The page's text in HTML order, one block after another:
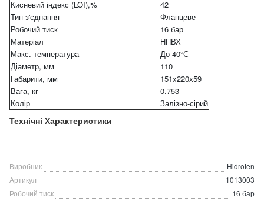
Технічні Характеристики
Кисневий індекс (LOI),%
42
Тип з'єднання
Фланцеве
Робочий тиск
16 бар
Матеріал
НПВХ
Макс. температура
До 40°С
Діаметр, мм
110
Габарити, мм
151x220х59
Вага, кг
0.753
Колір
Залізно-сірий
Виробник
Hidroten
Артикул
1013003
Робочий тиск
16 бар